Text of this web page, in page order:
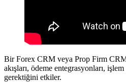
Bir Forex CRM veya Prop Firm
akışları, ödeme entegrasyonları,
gerektiğini etkiler.